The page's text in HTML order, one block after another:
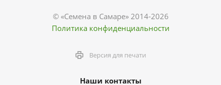
© «Семена в Самаре» 2014-2026
Политика конфиденциальности
Версия для печати
Наши контакты